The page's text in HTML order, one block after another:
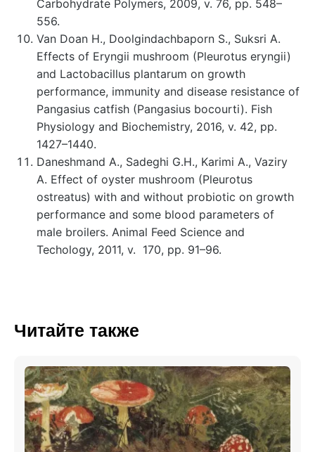
Carbohydrate Polymers, 2009, v. 76, pp. 548–
556.
Van Doan H., Doolgindachbaporn S., Suksri A.
Effects of Eryngii mushroom (Pleurotus eryngii)
and Lactobacillus plantarum on growth
performance, immunity and disease resistance of
Pangasius catfish (Pangasius bocourti). Fish
Physiology and Biochemistry, 2016, v. 42, pp.
1427–1440.
Daneshmand A., Sadeghi G.H., Karimi A., Vaziry
A. Effect of oyster mushroom (Pleurotus
ostreatus) with and without probiotic on growth
performance and some blood parameters of
male broilers. Animal Feed Science and
Techology, 2011, v. 170, pp. 91–96.
Читайте также